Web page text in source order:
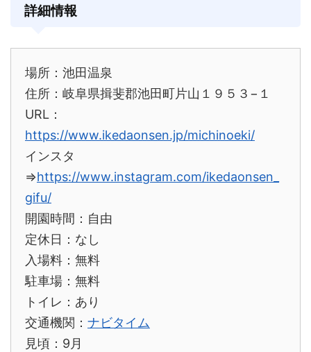
詳細情報
場所：池田温泉
住所：岐阜県揖斐郡池田町片山１９５３−１
URL：
https://www.ikedaonsen.jp/michinoeki/
インスタ
⇒https://www.instagram.com/ikedaonsen_
gifu/
開園時間：自由
定休日：なし
入場料：無料
駐車場：無料
トイレ：あり
交通機関： ナビタイム
見頃：9月